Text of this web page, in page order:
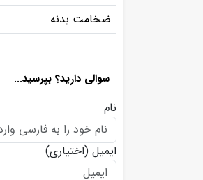
ضخامت بدنه
سوالی دارید؟ بپرسید...
نام
ایمیل (اختیاری)